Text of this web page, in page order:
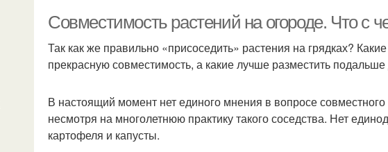
Совместимость растений на огороде. Что с
Так как же правильно «присоседить» растения на грядках?
прекрасную совместимость, а какие лучше разместить
В настоящий момент нет единого мнения в вопросе
несмотря на многолетнюю практику такого соседства. Нет
картофеля и капусты.